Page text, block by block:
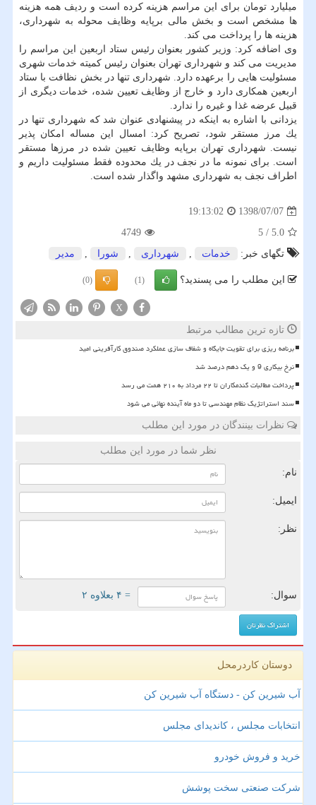
میلیارد تومان برای این مراسم هزینه كرده است و ردیف همه هزینه
ها مشخص است و بخش مالی برپایه وظایف محوله به شهرداری،
هزینه ها را پرداخت می كند.
وی اضافه كرد: وزیر كشور بعنوان رئیس ستاد اربعین این مراسم را
مدیریت می كند و شهرداری تهران بعنوان رئیس كمیته خدمات شهری
مسئولیت هایی را برعهده دارد. شهرداری تنها در بخش نظافت با ستاد
اربعین همكاری دارد و خارج از وظایف تعیین شده، خدمات دیگری از
قبیل عرضه غذا و غیره را ندارد.
یزدانی با اشاره به اینكه در پیشنهادی عنوان شد كه شهرداری تنها در
یك مرز مستقر شود، تصریح كرد: امسال این مساله امكان پذیر
نیست. شهرداری تهران برپایه وظایف تعیین شده در مرزها مستقر
است. برای نمونه ما در نجف در یك محدوده فقط مسئولیت داریم و
اطراف نجف به شهرداری مشهد واگذار شده است.
1398/07/07
19:13:02
5.0
/
5
4749
تگهای خبر:
خدمات , شهرداری , شورا , مدیر
این مطلب را می پسندید؟ (1)
(0)
X
تازه ترین مطالب مرتبط
برنامه ریزی برای تقویت جایگاه و شفاف سازی عملکرد صندوق کارآفرینی امید
نرخ بیکاری 9 و یک دهم درصد شد
پرداخت مطالبات گندمکاران تا ۲۲ مرداد به ۲۱۰ همت می رسد
سند استراتژیک نظام مهندسی تا دو ماه آینده نهائی می شود
نظرات بینندگان در مورد این مطلب
نظر شما در مورد این مطلب
نام:
ایمیل:
نظر:
سوال: = ۴ بعلاوه ۲
دوستان کاردرمحل
آب شیرین کن - دستگاه آب شیرین کن
انتخابات مجلس ، کاندیدای مجلس
خرید و فروش خودرو
شرکت صنعتی سخت پوشش